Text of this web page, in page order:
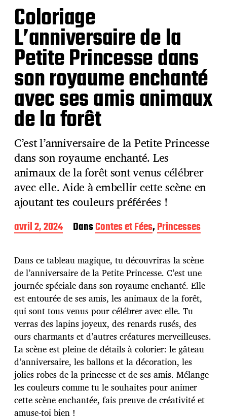
Coloriage
L’anniversaire de la
Petite Princesse dans
son royaume enchanté
avec ses amis animaux
de la forêt
C’est l’anniversaire de la Petite Princesse
dans son royaume enchanté. Les
animaux de la forêt sont venus célébrer
avec elle. Aide à embellir cette scène en
ajoutant tes couleurs préférées !
D
a
e
d
e
p
u
b
l
i
c
a
t
i
o
n
avril 2, 2024 DansContes et Fées,Princesses
Dans ce tableau magique, tu découvriras la scène
de l’anniversaire de la Petite Princesse. C’est une
journée spéciale dans son royaume enchanté. Elle
est entourée de ses amis, les animaux de la forêt,
qui sont tous venus pour célébrer avec elle. Tu
verras des lapins joyeux, des renards rusés, des
ours charmants et d’autres créatures merveilleuses.
La scène est pleine de détails à colorier: le gâteau
d’anniversaire, les ballons et la décoration, les
jolies robes de la princesse et de ses amis. Mélange
les couleurs comme tu le souhaites pour animer
cette scène enchantée, fais preuve de créativité et
amuse-toi bien !